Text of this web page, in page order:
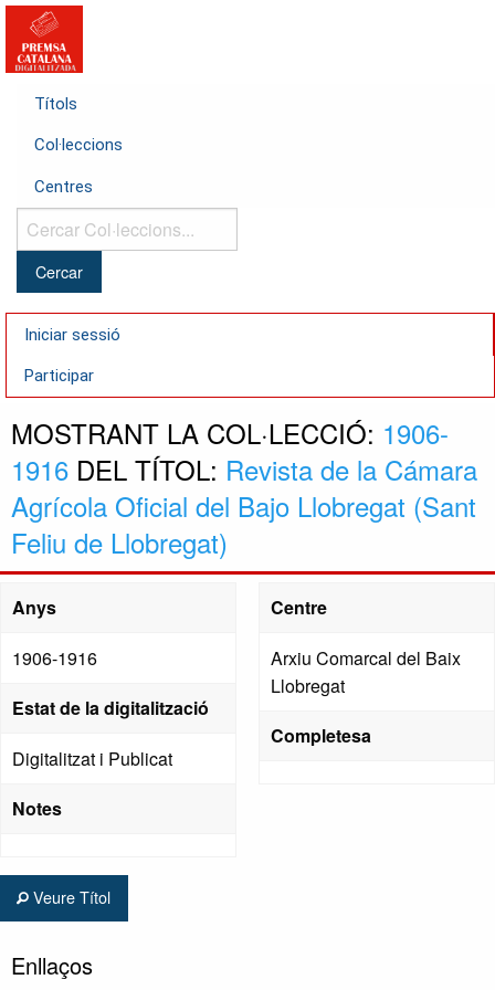
Títols
Col·leccions
Centres
Cercar
Col·leccions...
Iniciar sessió
Participar
MOSTRANT LA COL·LECCIÓ: 1906-
1916 DEL TÍTOL: Revista de la Cámara
Agrícola Oficial del Bajo Llobregat (Sant
Feliu de Llobregat)
Anys
1906-1916
Estat de la digitalització
Digitalitzat i Publicat
Notes
Centre
Arxiu Comarcal del Baix
Llobregat
Completesa
Veure Títol
Enllaços